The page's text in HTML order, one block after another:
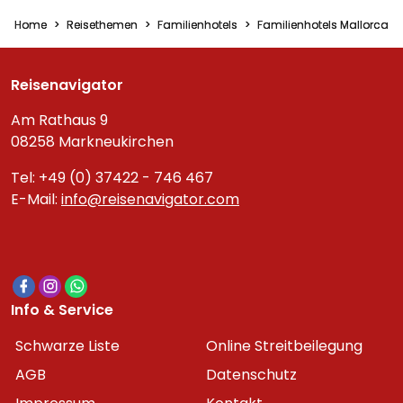
Home Reisethemen Familienhotels Familienhotels Mallorca
Reisenavigator
Am Rathaus 9
08258 Markneukirchen
Tel: +49 (0) 37422 - 746 467
E-Mail: info@reisenavigator.com
Info & Service
Schwarze Liste
Online Streitbeilegung
AGB
Datenschutz